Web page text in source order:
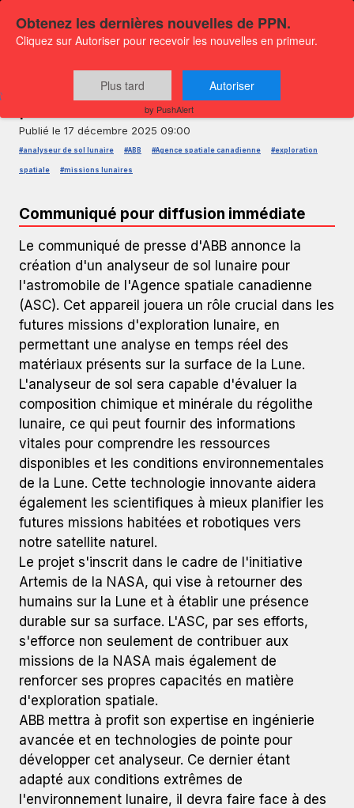
Analyseur de sol lunaire par ABB
Publié le 17 décembre 2025 09:00
#analyseur de sol lunaire #ABB #Agence spatiale canadienne #exploration
spatiale #missions lunaires
Communiqué pour diffusion immédiate
Le communiqué de presse d'ABB annonce la
création d'un analyseur de sol lunaire pour
l'astromobile de l'Agence spatiale canadienne
(ASC). Cet appareil jouera un rôle crucial dans les
futures missions d'exploration lunaire, en
permettant une analyse en temps réel des
matériaux présents sur la surface de la Lune.
L'analyseur de sol sera capable d'évaluer la
composition chimique et minérale du régolithe
lunaire, ce qui peut fournir des informations
vitales pour comprendre les ressources
disponibles et les conditions environnementales
de la Lune. Cette technologie innovante aidera
également les scientifiques à mieux planifier les
futures missions habitées et robotiques vers
notre satellite naturel.
Le projet s'inscrit dans le cadre de l'initiative
Artemis de la NASA, qui vise à retourner des
humains sur la Lune et à établir une présence
durable sur sa surface. L'ASC, par ses efforts,
s'efforce non seulement de contribuer aux
missions de la NASA mais également de
renforcer ses propres capacités en matière
d'exploration spatiale.
ABB mettra à profit son expertise en ingénierie
avancée et en technologies de pointe pour
développer cet analyseur. Ce dernier étant
adapté aux conditions extrêmes de
l'environnement lunaire, il devra faire face à des
Obtenez les dernières nouvelles de PPN.
Cliquez sur Autoriser pour recevoir les nouvelles en primeur.
Plus tard Autoriser
by PushAlert